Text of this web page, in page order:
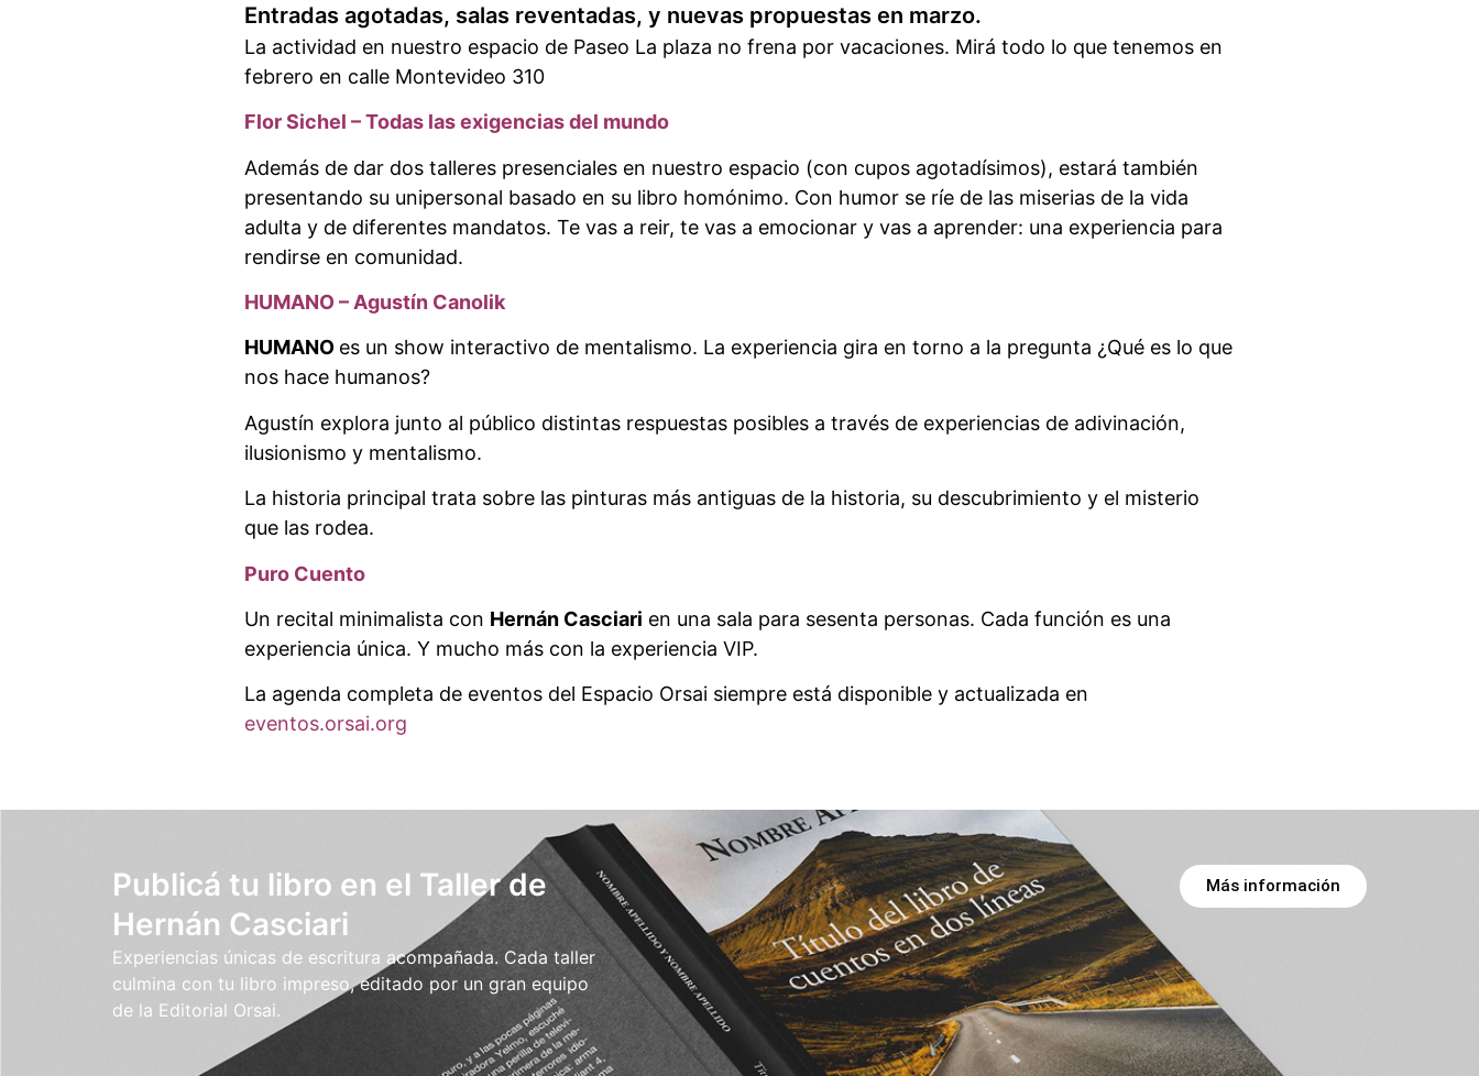
Entradas agotadas, salas reventadas, y nuevas propuestas en marzo.
La actividad en nuestro espacio de Paseo La plaza no frena por vacaciones. Mirá todo lo que tenemos en
febrero en calle Montevideo 310
Flor Sichel – Todas las exigencias del mundo
Además de dar dos talleres presenciales en nuestro espacio (con cupos agotadísimos), estará también
presentando su unipersonal basado en su libro homónimo. Con humor se ríe de las miserias de la vida
adulta y de diferentes mandatos. Te vas a reir, te vas a emocionar y vas a aprender: una experiencia para
rendirse en comunidad.
HUMANO – Agustín Canolik
HUMANO es un show interactivo de mentalismo. La experiencia gira en torno a la pregunta ¿Qué es lo que
nos hace humanos?
Agustín explora junto al público distintas respuestas posibles a través de experiencias de adivinación,
ilusionismo y mentalismo.
La historia principal trata sobre las pinturas más antiguas de la historia, su descubrimiento y el misterio
que las rodea.
Puro Cuento
Un recital minimalista con Hernán Casciari en una sala para sesenta personas. Cada función es una
experiencia única. Y mucho más con la experiencia VIP.
La agenda completa de eventos del Espacio Orsai siempre está disponible y actualizada en
eventos.orsai.org
Publicá tu libro en el Taller de
Hernán Casciari
Experiencias únicas de escritura acompañada. Cada taller
culmina con tu libro impreso, editado por un gran equipo
de la Editorial Orsai.
Más información